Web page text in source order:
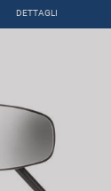
DETTAGLI